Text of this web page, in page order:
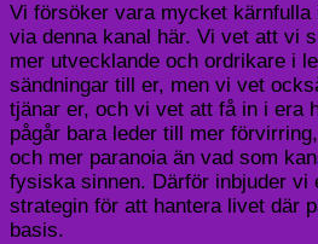
Vi försöker vara mycket
via denna kanal här. Vi vet att vi
mer utvecklande och ordrikare i
sändningar till er, men vi vet
tjänar er, och vi vet att få in i era
pågår bara leder till mer
och mer paranoia än vad som
fysiska sinnen. Därför inbjuder vi
strategin för att hantera livet där
basis.